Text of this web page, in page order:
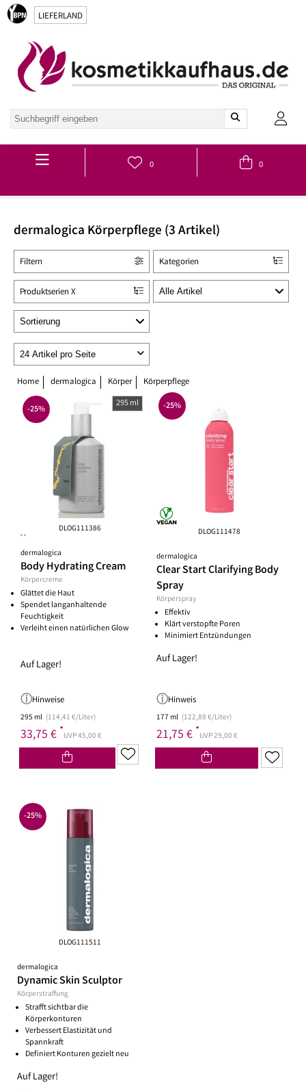
LIEFERLAND
Hauptmenü
0 0
dermalogica Körperpflege (3 Artikel)
Kategorien
Produktserien X
Filtern
Home dermalogica Körper Körperpflege
295 ml
DLOG111386
**
dermalogica
Body Hydrating Cream
Körpercreme
Glättet die Haut
Spendet langanhaltende
Feuchtigkeit
Verleiht einen natürlichen Glow
Auf Lager!
Hinweise
295 ml (114,41 €/Liter)
33,75 € *UVP 45,00 €
-25%
DLOG111478
dermalogica
Clear Start Clarifying Body
Spray
Körperspray
Effektiv
Klärt verstopfte Poren
Minimiert Entzündungen
Auf Lager!
Hinweis
177 ml (122,88 €/Liter)
21,75 € *UVP 29,00 €
-25%
DLOG111511
dermalogica
Dynamic Skin Sculptor
Körperstraffung
Strafft sichtbar die
Körperkonturen
Verbessert Elastizität und
Spannkraft
Definiert Konturen gezielt neu
Auf Lager!
-25%